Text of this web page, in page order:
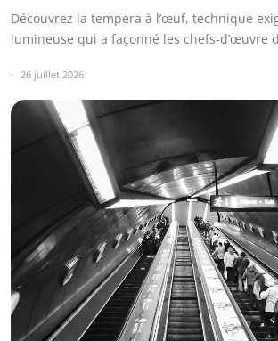
Découvrez la tempera à l’œuf, technique
lumineuse qui a façonné les chefs-d’œuvre
26 juillet 2026